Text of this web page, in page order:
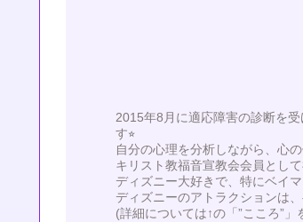
2015年8月に適応障害の診断を
す⭐︎
自分の心理を分析しながら、心
キリスト教福音宣教会会員とし
ディズニー大好きで、特にベイ
ディズニーのアトラクションは
(詳細については↑の「”こころ”